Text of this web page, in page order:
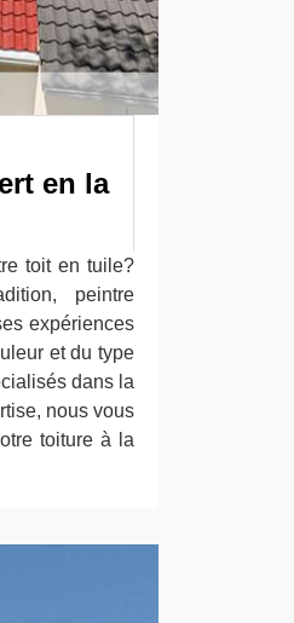
en la
toit en tuile?
peintre
expériences
et du type
dans la
nous vous
toiture à la